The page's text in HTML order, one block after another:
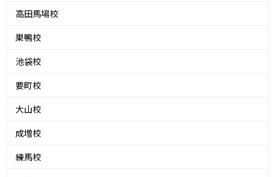
高田馬場校
巣鴨校
池袋校
要町校
大山校
成増校
練馬校